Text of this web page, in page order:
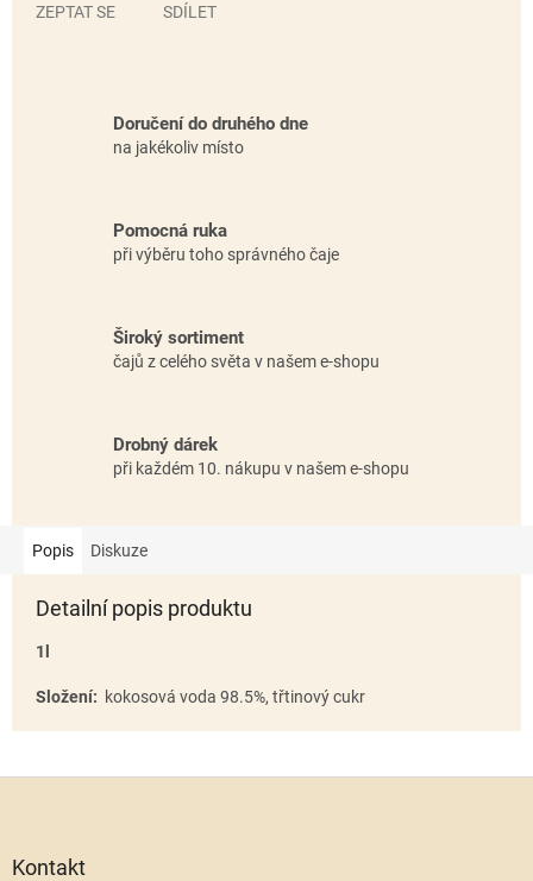
ZEPTAT SE SDÍLET
Doručení do druhého dne
na jakékoliv místo
Pomocná ruka
při výběru toho správného čaje
Široký sortiment
čajů z celého světa v našem e-shopu
Drobný dárek
při každém 10. nákupu v našem e-shopu
Popis Diskuze
Detailní popis produktu
1l
Složení: kokosová voda 98.5%, třtinový cukr
Kontakt